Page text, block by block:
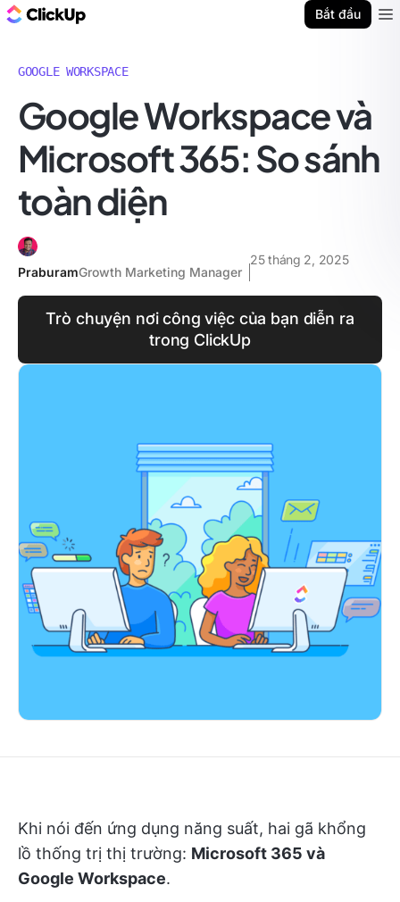
Bắt đầu
GOOGLE WORKSPACE
Google Workspace và
Microsoft 365: So sánh
toàn diện
PraburamGrowth Marketing Manager
25 tháng 2, 2025
Trò chuyện nơi công việc của bạn diễn ra
trong ClickUp
Khi nói đến ứng dụng năng suất, hai gã khổng
lồ thống trị thị trường: Microsoft 365 và
Google Workspace.